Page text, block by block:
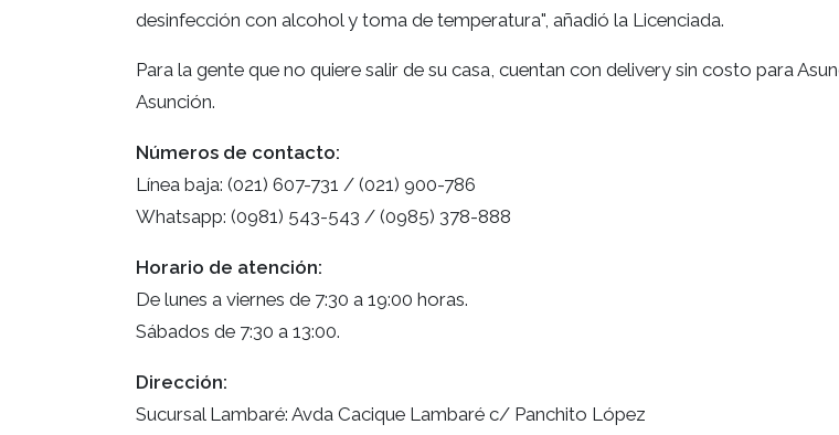
desinfección con alcohol y toma de temperatura", añadió la Licenciada.
Para la gente que no quiere salir de su casa, cuentan con delivery sin costo para
Asunción.
Números de contacto:
Línea baja: (021) 607-731 / (021) 900-786
Whatsapp: (0981) 543-543 / (0985) 378-888
Horario de atención:
De lunes a viernes de 7:30 a 19:00 horas.
Sábados de 7:30 a 13:00.
Dirección:
Sucursal Lambaré: Avda Cacique Lambaré c/ Panchito López